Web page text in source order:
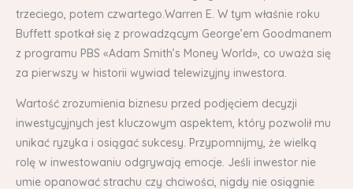
trzeciego, potem czwartego.Warren E. W tym właśnie roku
Buffett spotkał się z prowadzącym George’em Goodmanem
z programu PBS «Adam Smith’s Money World», co uważa się
za pierwszy w historii wywiad telewizyjny inwestora.
Wartość zrozumienia biznesu przed podjęciem decyzji
inwestycyjnych jest kluczowym aspektem, który pozwolił mu
unikać ryzyka i osiągać sukcesy. Przypomnijmy, że wielką
rolę w inwestowaniu odgrywają emocje. Jeśli inwestor nie
umie opanować strachu czy chciwości, nigdy nie osiągnie